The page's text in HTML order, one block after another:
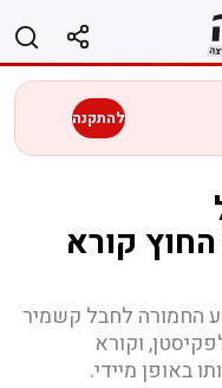
להתקנה
קורא
החמורה לחבל קשמיר
וקורא
באופן מיידי.